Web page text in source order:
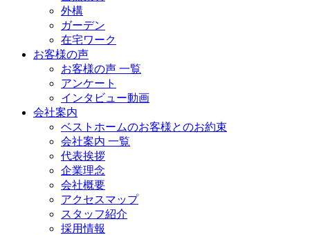
外構
ガーデン
在宅ワーク
お客様の声
お客様の声 一覧
アンケート
インタビュー動画
会社案内
ベストホームのお客様とのお約束
会社案内 一覧
代表挨拶
企業理念
会社概要
アクセスマップ
スタッフ紹介
採用情報